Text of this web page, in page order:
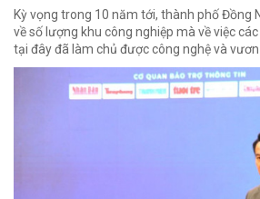
Kỳ vọng trong 10 năm tới, thành phố Đồng
về số lượng khu công nghiệp mà về việc
tại đây đã làm chủ được công nghệ và